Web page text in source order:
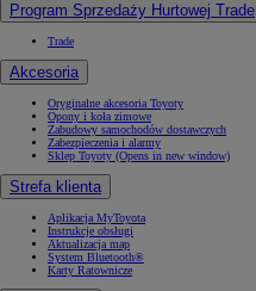
Program Sprzedaży Hurtowej Trade
Trade
Akcesoria
Oryginalne akcesoria Toyoty
Opony i koła zimowe
Zabudowy samochodów dostawczych
Zabezpieczenia i alarmy
Sklep Toyoty (Opens in new window)
Strefa klienta
Aplikacja MyToyota
Instrukcje obsługi
Aktualizacja map
System Bluetooth®
Karty Ratownicze